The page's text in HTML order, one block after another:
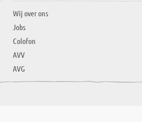
Wij over ons
Jobs
Colofon
AVV
AVG